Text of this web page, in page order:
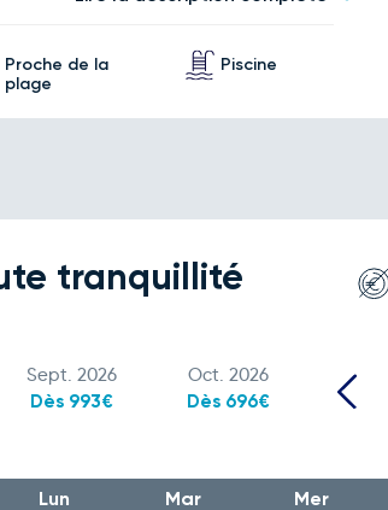
Proche de la
plage
Piscine
tranquillité
Sept. 2026
Dès 993€
Oct. 2026
Dès 696€
Lun Mar Mer